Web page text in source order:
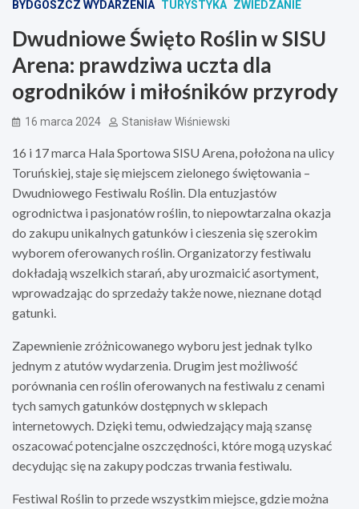
BYDGOSZCZ WYDARZENIA TURYSTYKA ZWIEDZANIE
Dwudniowe Święto Roślin w SISU
Arena: prawdziwa uczta dla
ogrodników i miłośników przyrody
16 marca 2024 Stanisław Wiśniewski
16 i 17 marca Hala Sportowa SISU Arena, położona na ulicy
Toruńskiej, staje się miejscem zielonego świętowania –
Dwudniowego Festiwalu Roślin. Dla entuzjastów
ogrodnictwa i pasjonatów roślin, to niepowtarzalna okazja
do zakupu unikalnych gatunków i cieszenia się szerokim
wyborem oferowanych roślin. Organizatorzy festiwalu
dokładają wszelkich starań, aby urozmaicić asortyment,
wprowadzając do sprzedaży także nowe, nieznane dotąd
gatunki.
Zapewnienie zróżnicowanego wyboru jest jednak tylko
jednym z atutów wydarzenia. Drugim jest możliwość
porównania cen roślin oferowanych na festiwalu z cenami
tych samych gatunków dostępnych w sklepach
internetowych. Dzięki temu, odwiedzający mają szansę
oszacować potencjalne oszczędności, które mogą uzyskać
decydując się na zakupy podczas trwania festiwalu.
Festiwal Roślin to przede wszystkim miejsce, gdzie można